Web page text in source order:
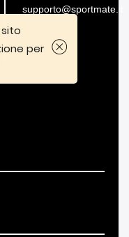
per
supporto@sportmate.it